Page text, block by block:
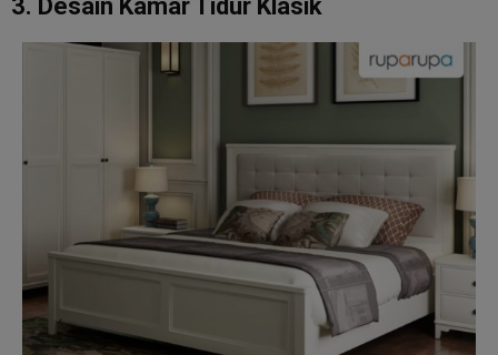
3. Desain Kamar Tidur Klasik